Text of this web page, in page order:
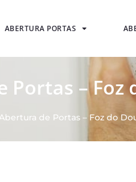
ABERTURA PORTAS
Portas – Foz
Abertura de Portas – Foz do